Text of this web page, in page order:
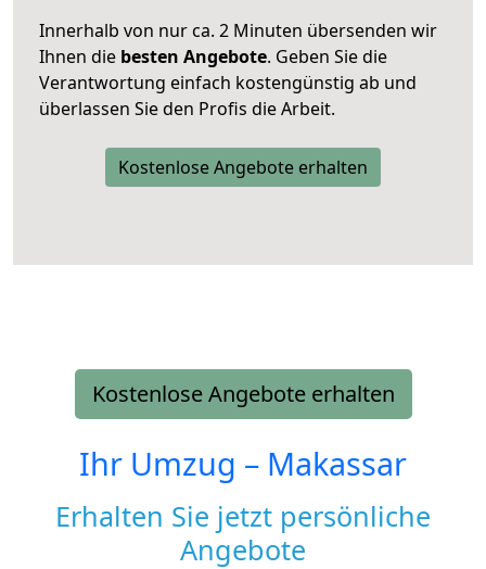
Innerhalb von nur ca. 2 Minuten übersenden wir
Ihnen die besten Angebote. Geben Sie die
Verantwortung einfach kostengünstig ab und
überlassen Sie den Profis die Arbeit.
Kostenlose Angebote erhalten
Kostenlose Angebote erhalten
Ihr Umzug – Makassar
Erhalten Sie jetzt persönliche
Angebote